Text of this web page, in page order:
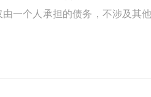
一个人承担的债务，不涉及其